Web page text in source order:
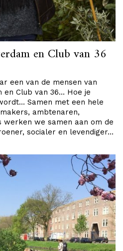
en Club van 36
een van de mensen van
en Club van 36… Hoe je
Samen met een hele
ambtenaren,
we samen aan om de
socialer en levendiger…